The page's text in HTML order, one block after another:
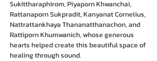
Sukittharaphirom, Piyaporn Khwanchai,
Rattanaporn Sukpradit, Kanyanat Cornelius,
Nattrattankhaya Thananatthanachon, and
Rattiporn Khumwanich, whose generous
hearts helped create this beautiful space of
healing through sound.